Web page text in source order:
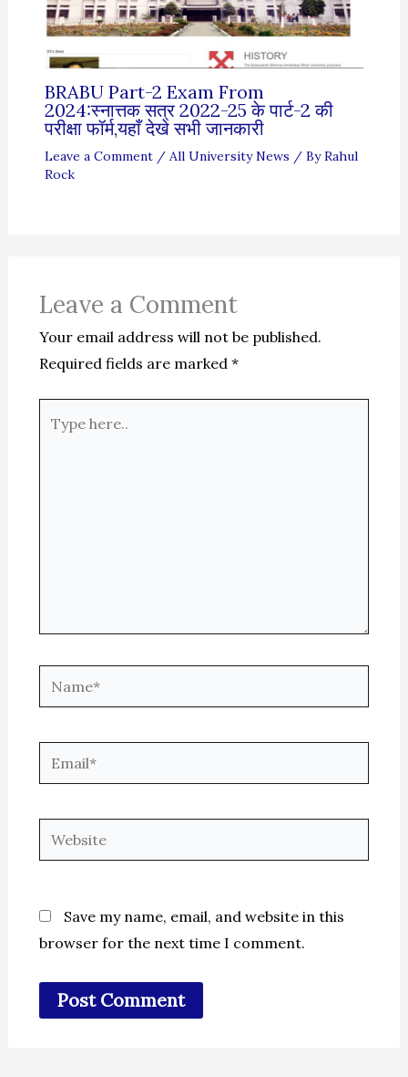
BRABU Part-2 Exam From
2024:स्नात्तक सत्र 2022-25 के पार्ट-2 की
परीक्षा फॉर्म,यहाँ देखे सभी जानकारी
Leave a Comment / All University News / ByRahul
Rock
Leave a Comment
Your email address will not be published.
Required fields are marked *
here..
Name*
Email*
Website
Save my name, email, and website in this
browser for the next time I comment.